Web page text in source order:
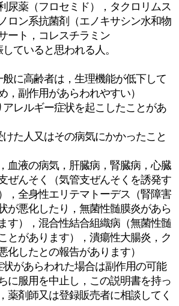
尿薬（フロセミド），タクロリムス
ロン系抗菌剤（エノキサシン水和物
ート，コレスチラミン
していると思われる人。
般に高齢者は，生理機能が低下して
，副作用があらわれやすい）
アレルギー症状を起こしたことがあ
けた人又はその病気にかかったこと
血液の病気，肝臓病，腎臓病，心臓
ぜんそく（気管支ぜんそくを誘発す
，全身性エリテマトーデス（腎障害
が悪化したり，無菌性髄膜炎があら
す），混合性結合組織病（無菌性髄
とがあります），潰瘍性大腸炎，ク
化したとの報告があります）
があらわれた場合は副作用の可能
に服用を中止し，この説明書を持っ
薬剤師又は登録販売者に相談してく